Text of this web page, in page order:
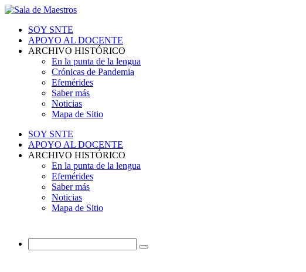
SOY SNTE
APOYO AL DOCENTE
ARCHIVO HISTÓRICO
En la punta de la lengua
Crónicas de Pandemia
Efemérides
Saber más
Noticias
Mapa de Sitio
SOY SNTE
APOYO AL DOCENTE
ARCHIVO HISTÓRICO
En la punta de la lengua
Efemérides
Saber más
Noticias
Mapa de Sitio